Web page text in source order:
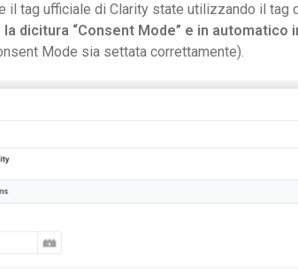
il tag ufficiale di Clarity state utilizzando il tag
la dicitura “Consent Mode” e in automatico
Mode sia settata correttamente).